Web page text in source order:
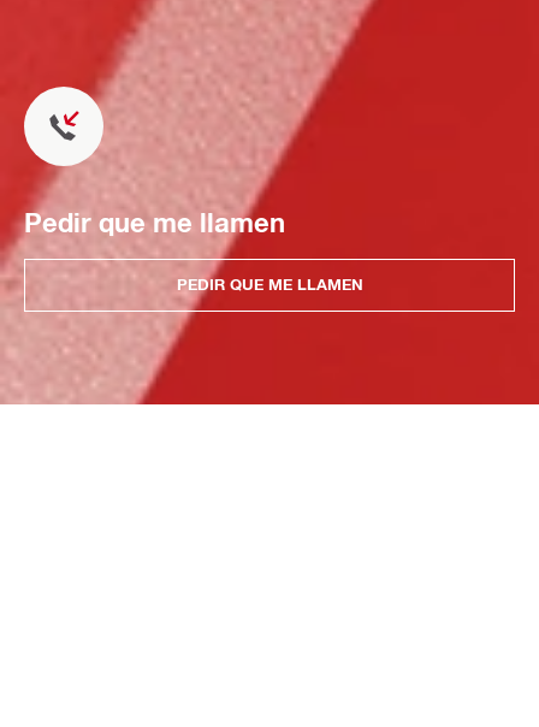
Pedir que me llamen
PEDIR QUE ME LLAMEN